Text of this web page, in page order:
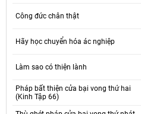
Công đức chân thật
Hãy học chuyển hóa ác nghiệp
Làm sao có thiện lành
Pháp bất thiện cửa bại vong thứ hai
(Kinh Tập 66)